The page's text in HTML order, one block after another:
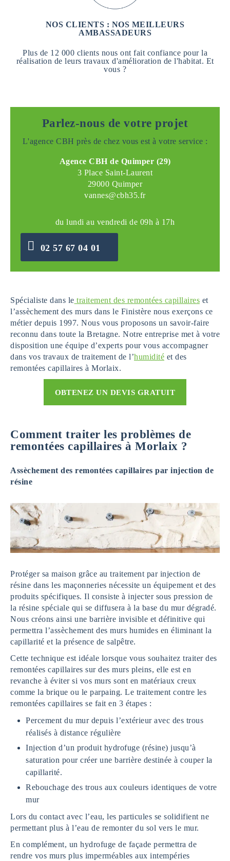
NOS CLIENTS : NOS MEILLEURS
AMBASSADEURS
Plus de 12 000 clients nous ont fait confiance pour la
réalisation de leurs travaux d'amélioration de l'habitat. Et
vous ?
Parlez-nous de votre projet
L'agence CBH près de chez vous est à votre service :
Agence CBH de Quimper (29)
3 Place Saint-Laurent
29000 Quimper
vannes@cbh35.fr
du lundi au vendredi de 09h à 17h
02 57 67 04 01
Spécialiste dans le traitement des remontées capillaires et
l’assèchement des murs dans le Finistère nous exerçons ce
métier depuis 1997. Nous vous proposons un savoir-faire
reconnu dans toute la Bretagne. Notre entreprise met à votre
disposition une équipe d’experts pour vous accompagner
dans vos travaux de traitement de l’humidité et des
remontées capillaires à Morlaix.
OBTENEZ UN DEVIS GRATUIT
Comment traiter les problèmes de
remontées capillaires à Morlaix ?
Assèchement des remontées capillaires par injection de
résine
Protéger sa maison grâce au traitement par injection de
résine dans les maçonneries nécessite un équipement et des
produits spécifiques. Il consiste à injecter sous pression de
la résine spéciale qui se diffusera à la base du mur dégradé.
Nous créons ainsi une barrière invisible et définitive qui
permettra l’assèchement des murs humides en éliminant la
capillarité et la présence de salpêtre.
Cette technique est idéale lorsque vous souhaitez traiter des
remontées capillaires sur des murs pleins, elle est en
revanche à éviter si vos murs sont en matériaux creux
comme la brique ou le parpaing. Le traitement contre les
remontées capillaires se fait en 3 étapes :
Percement du mur depuis l’extérieur avec des trous
réalisés à distance régulière
Injection d’un produit hydrofuge (résine) jusqu’à
saturation pour créer une barrière destinée à couper la
capillarité.
Rebouchage des trous aux couleurs identiques de votre
mur
Lors du contact avec l’eau, les particules se solidifient ne
permettant plus à l’eau de remonter du sol vers le mur.
En complément, un hydrofuge de façade permettra de
rendre vos murs plus imperméables aux intempéries